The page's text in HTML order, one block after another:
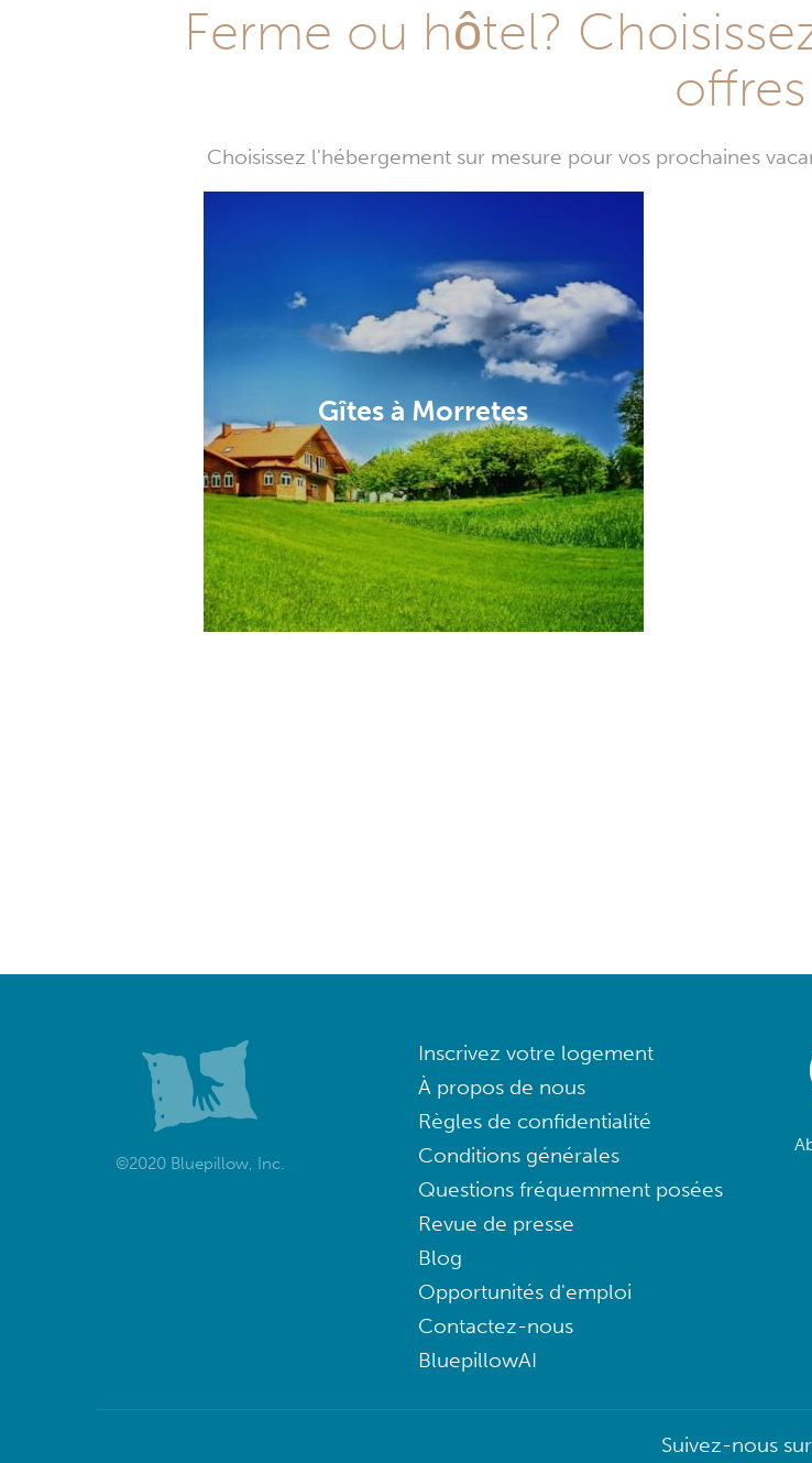
Ferme ou hôtel?
offres
Choisissez l'hébergement sur mesure pour vos prochaines
Gîtes à Morretes
©2020 Bluepillow, Inc.
Inscrivez votre logement
À propos de nous
Règles de confidentialité
Conditions générales
Questions fréquemment posées
Revue de presse
Blog
Opportunités d'emploi
Contactez-nous
BluepillowAI
Suivez-nous